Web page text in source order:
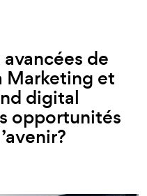
de
Marketing et
digital
opportunités